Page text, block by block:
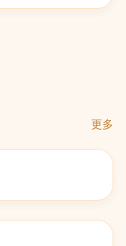
更多